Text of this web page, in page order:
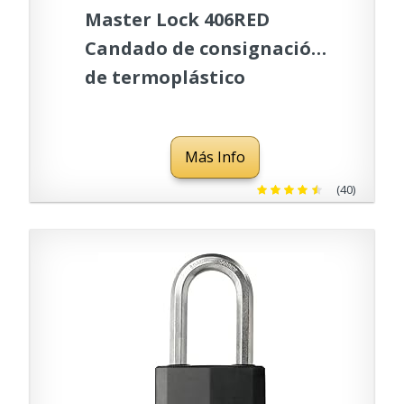
Master Lock 406RED
Candado de consignación
de termoplástico
cm x 6.6 cm x 3.2 cm
Más Info
(40)